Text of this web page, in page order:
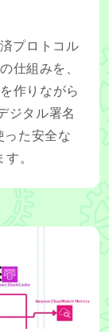
プロトコル
組みを、
作りながら
ジタル署名
た安全な
。
Celery監視